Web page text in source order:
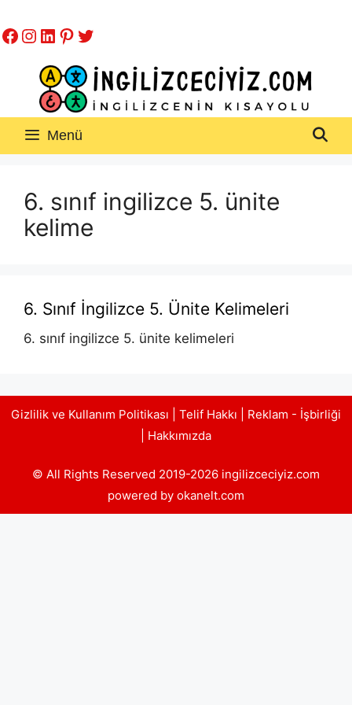
atla
Facebook
Instagram
LinkedIn
Pinterest
Twitter
Menü
6. sınıf ingilizce 5. ünite
kelime
6. Sınıf İngilizce 5. Ünite Kelimeleri
6. sınıf ingilizce 5. ünite kelimeleri
Gizlilik ve Kullanım Politikası Telif Hakkı
Reklam - İşbirliği
Hakkımızda
© All Rights Reserved 2019-2026 ingilizceciyiz.com
powered by okanelt.com